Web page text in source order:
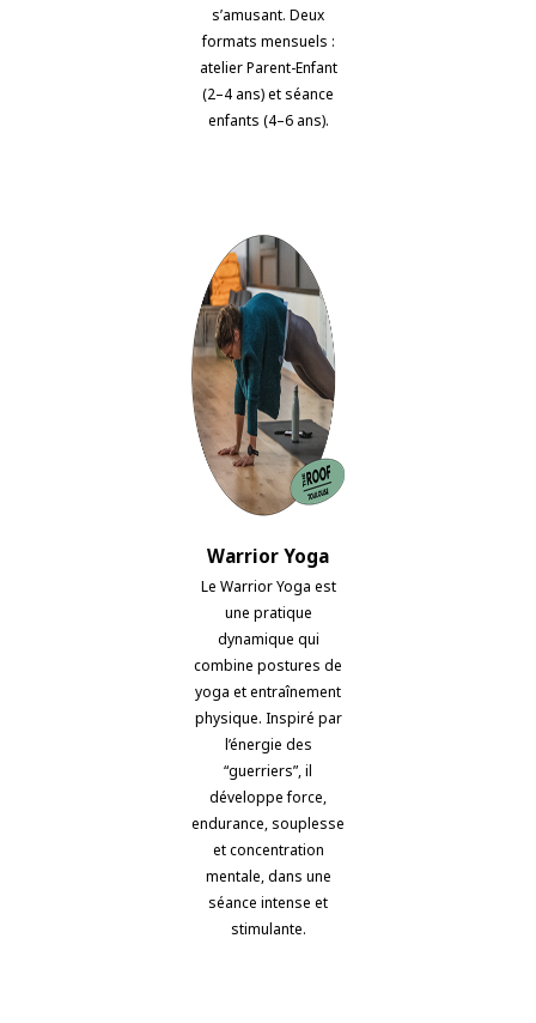
s’amusant. Deux
formats mensuels :
atelier Parent-Enfant
(2–4 ans) et séance
enfants (4–6 ans).
Warrior Yoga
Le Warrior Yoga est
une pratique
dynamique qui
combine postures de
yoga et entraînement
physique. Inspiré par
l’énergie des
“guerriers”, il
développe force,
endurance, souplesse
et concentration
mentale, dans une
séance intense et
stimulante.